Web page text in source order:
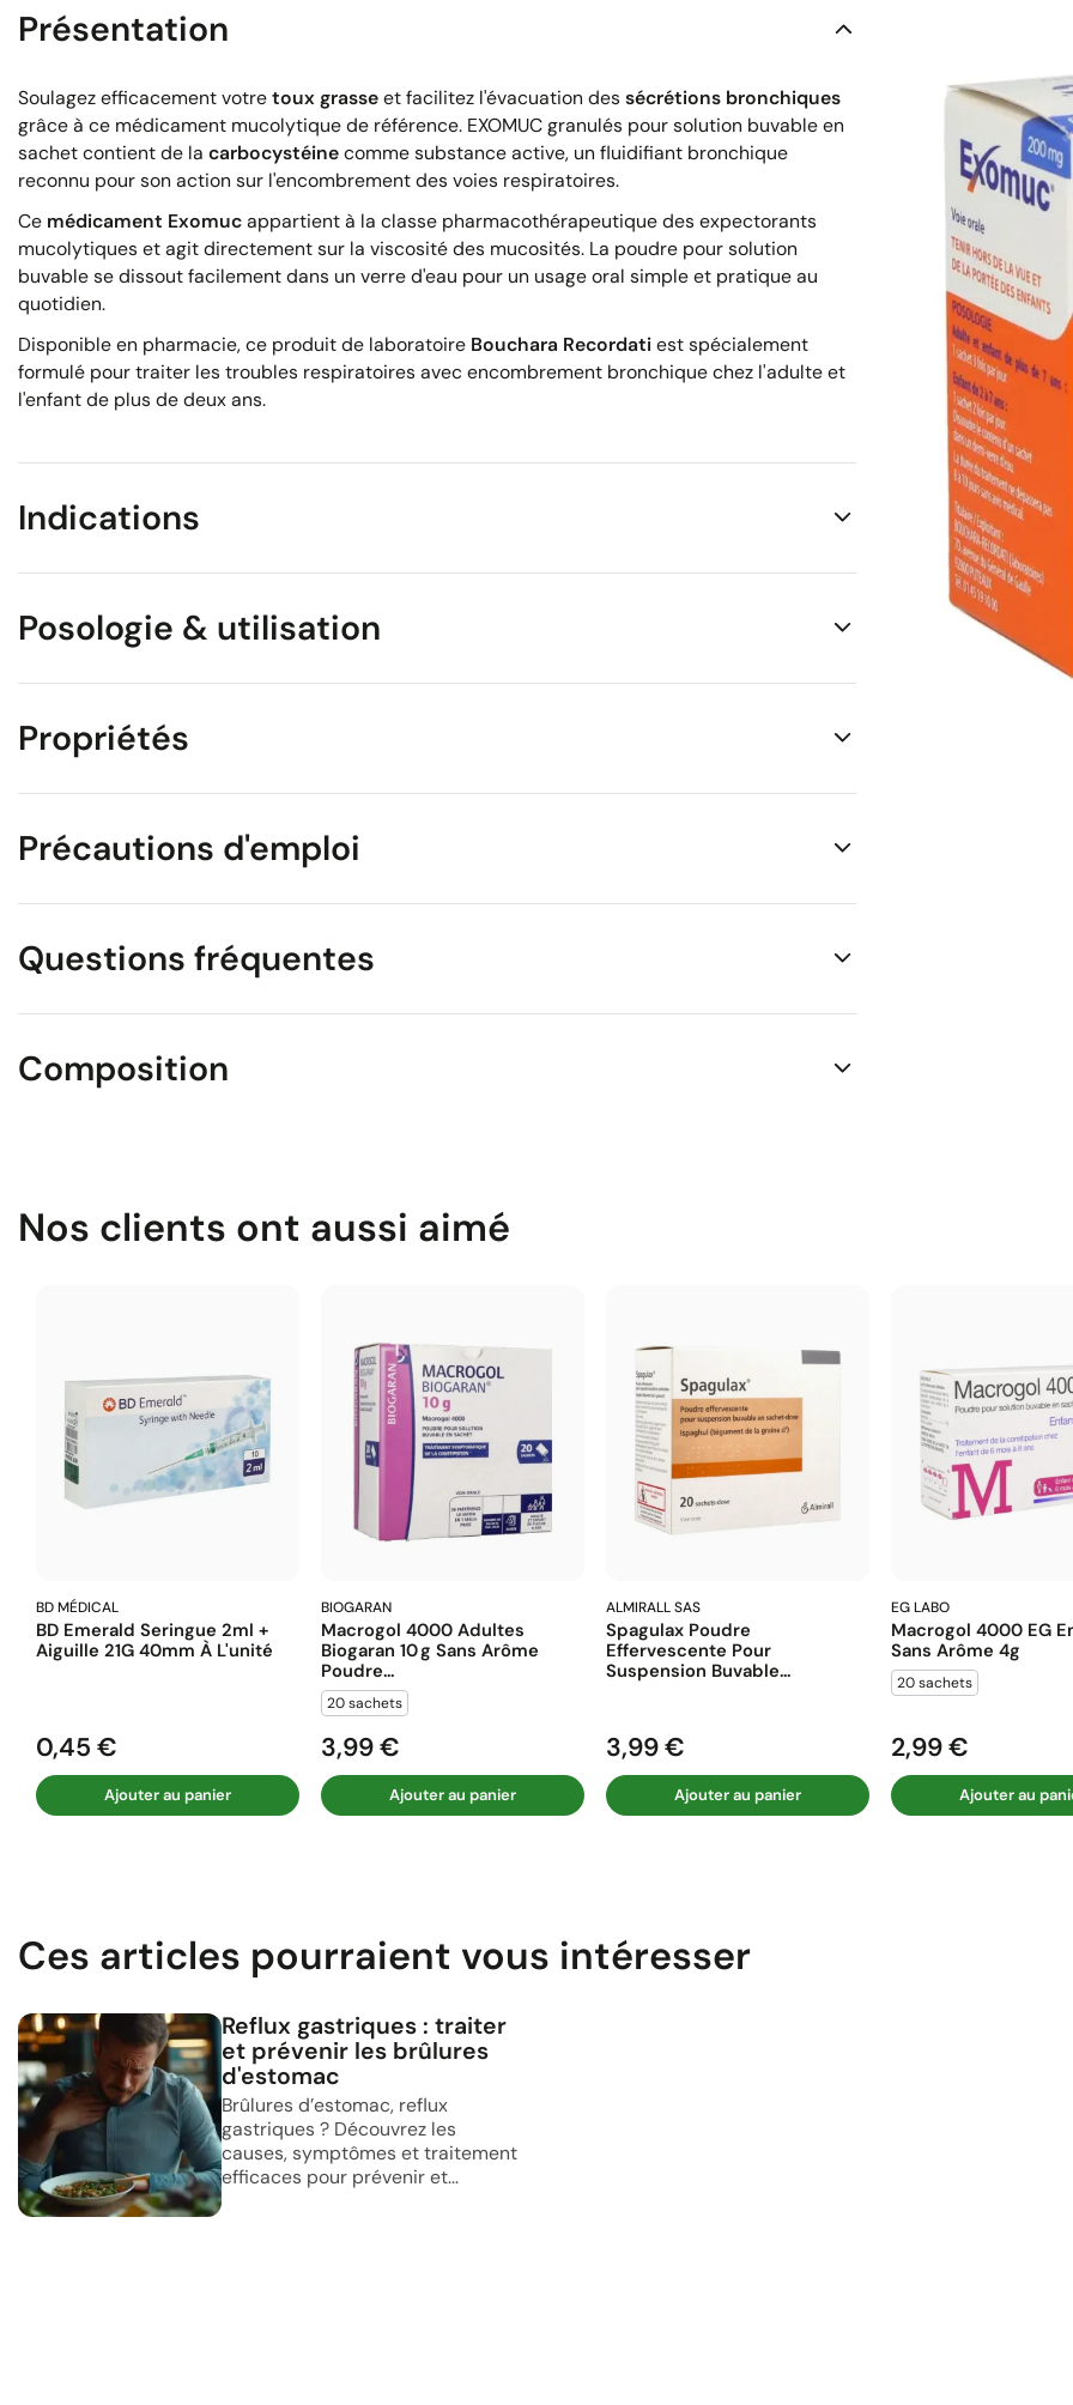
Présentation
Soulagez efficacement votretoux grasseet facilitez l'évacuation des sécrétions bronchiques
grâce à ce médicament mucolytique de référence. EXOMUC granulés pour solution buvable en
sachet contient de la carbocystéinecomme substance active, un fluidifiant bronchique
reconnu pour son action sur l'encombrement des voies respiratoires.
Ce médicament Exomucappartient à la classe pharmacothérapeutique des expectorants
mucolytiques et agit directement sur la viscosité des mucosités. La poudre pour solution
buvable se dissout facilement dans un verre d'eau pour un usage oral simple et pratique au
quotidien.
Disponible en pharmacie, ce produit de laboratoire Bouchara Recordatiest spécialement
formulé pour traiter les troubles respiratoires avec encombrement bronchique chez l'adulte et
l'enfant de plus de deux ans.
Indications
Posologie & utilisation
Propriétés
Précautions d'emploi
Questions fréquentes
Composition
Nos clients ont aussi aimé
BD MÉDICAL
BD Emerald Seringue 2ml +
Aiguille 21G 40mm À L'unité
Prix
0,45 €
Ajouter au panier
BIOGARAN
Macrogol 4000 Adultes
Biogaran 10 G Sans Arôme
Poudre...
20 sachets
Prix
3,99 €
Ajouter au panier
ALMIRALL SAS
Spagulax Poudre
Effervescente Pour
Suspension Buvable...
Prix
3,99 €
Ajouter au panier
EG LABO
Macrogol 4000 EG
Sans Arôme 4g
20 sachets
Prix
2,99 €
Ajouter au
Ces articles pourraient vous intéresser
Reflux gastriques : traiter
et prévenir les brûlures
d'estomac
Brûlures d’estomac, reflux
gastriques ? Découvrez les
causes, symptômes et traitement
efficaces pour prévenir et...